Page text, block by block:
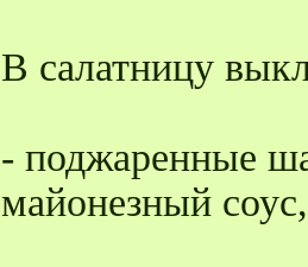
В салатницу
- поджаренные
майонезный соус,